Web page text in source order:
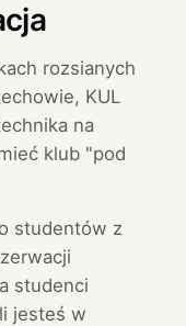
rozsianych
KUL
na
klub "pod
studentów z
studenci
jesteś w